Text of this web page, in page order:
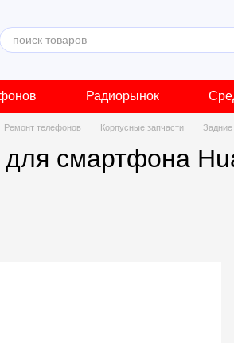
Радиорынок
Ремонт телефонов Корпусные запчасти
смартфона